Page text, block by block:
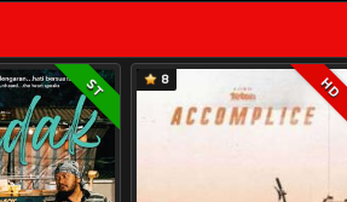
ST 8 HD